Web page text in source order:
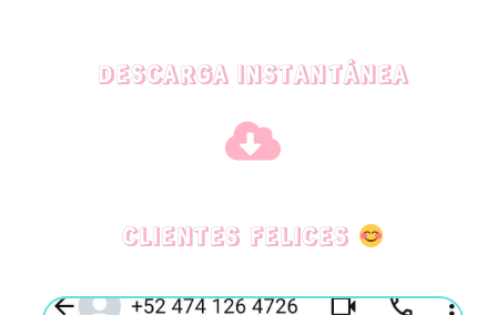
DESCARGA INSTANTÁNEA
CLIENTES FELICES